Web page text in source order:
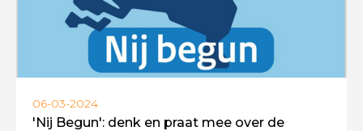
06-03-2024
'Nij Begun': denk en praat mee over de